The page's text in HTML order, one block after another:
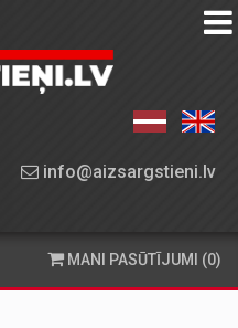
info@aizsargstieni.lv
MANI PASŪTĪJUMI (0)